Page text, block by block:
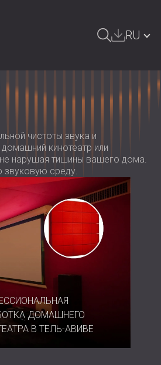
RU
ÖSTERREICH | AT
SRBIJA | RS
ROMÂNIA | RO
POLAND | PL
FINLAND | FI
SOUTH AFRICA | ZA
чистоты звука и
кинотеатр или
нарушая тишины вашего дома.
звуковую среду.
ДОМАШНЕГО
В ТЕЛЬ-АВИВЕ